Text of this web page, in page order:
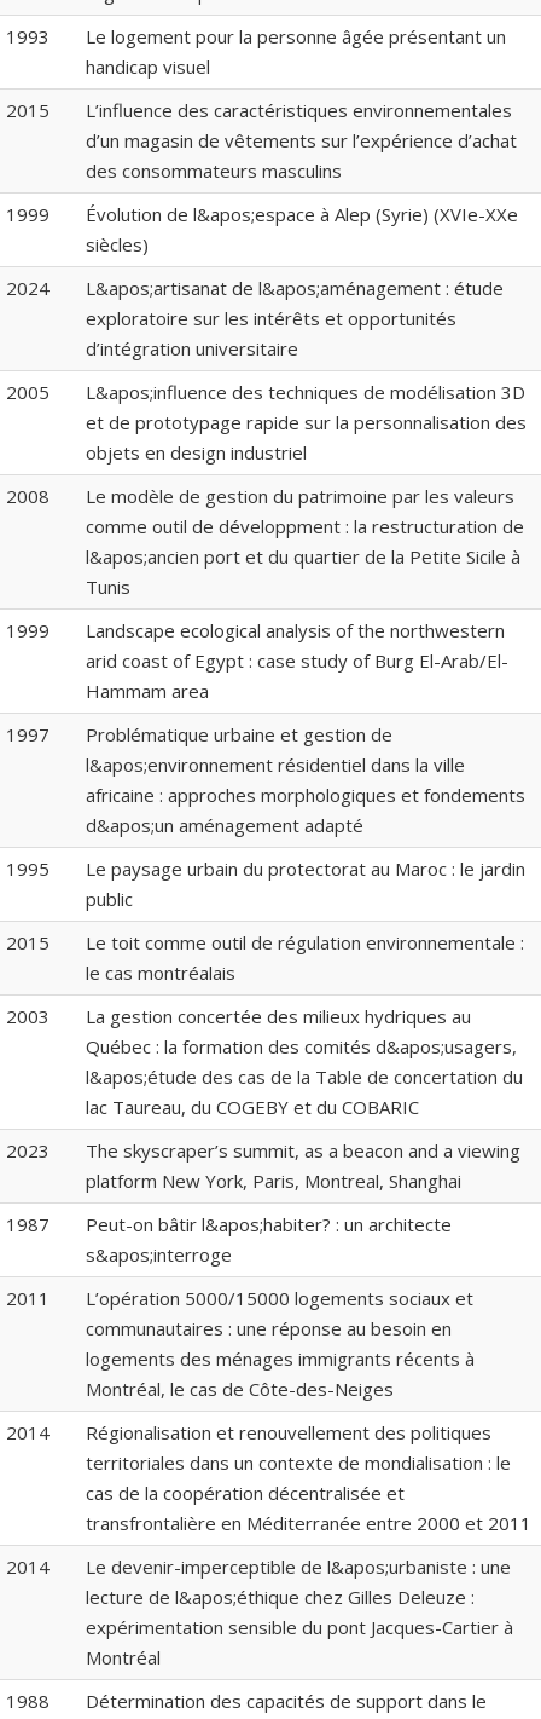
1993
Le logement pour la personne âgée présentant un
handicap visuel
2015
L’influence des caractéristiques environnementales
d’un magasin de vêtements sur l’expérience d’achat
des consommateurs masculins
1999
Évolution de l&apos;espace à Alep (Syrie) (XVIe-XXe
siècles)
2024
L&apos;artisanat de l&apos;aménagement : étude
exploratoire sur les intérêts et opportunités
d’intégration universitaire
2005
L&apos;influence des techniques de modélisation 3D
et de prototypage rapide sur la personnalisation des
objets en design industriel
2008
Le modèle de gestion du patrimoine par les valeurs
comme outil de développment : la restructuration de
l&apos;ancien port et du quartier de la Petite Sicile à
Tunis
1999
Landscape ecological analysis of the northwestern
arid coast of Egypt : case study of Burg El-Arab/El-
Hammam area
1997
Problématique urbaine et gestion de
l&apos;environnement résidentiel dans la ville
africaine : approches morphologiques et fondements
d&apos;un aménagement adapté
1995
Le paysage urbain du protectorat au Maroc : le jardin
public
2015
Le toit comme outil de régulation environnementale :
le cas montréalais
2003
La gestion concertée des milieux hydriques au
Québec : la formation des comités d&apos;usagers,
l&apos;étude des cas de la Table de concertation du
lac Taureau, du COGEBY et du COBARIC
2023
The skyscraper’s summit, as a beacon and a viewing
platform New York, Paris, Montreal, Shanghai
1987
Peut-on bâtir l&apos;habiter? : un architecte
s&apos;interroge
2011
L’opération 5000/15000 logements sociaux et
communautaires : une réponse au besoin en
logements des ménages immigrants récents à
Montréal, le cas de Côte-des-Neiges
2014
Régionalisation et renouvellement des politiques
territoriales dans un contexte de mondialisation : le
cas de la coopération décentralisée et
transfrontalière en Méditerranée entre 2000 et 2011
2014
Le devenir-imperceptible de l&apos;urbaniste : une
lecture de l&apos;éthique chez Gilles Deleuze :
expérimentation sensible du pont Jacques-Cartier à
Montréal
1988
Détermination des capacités de support dans le